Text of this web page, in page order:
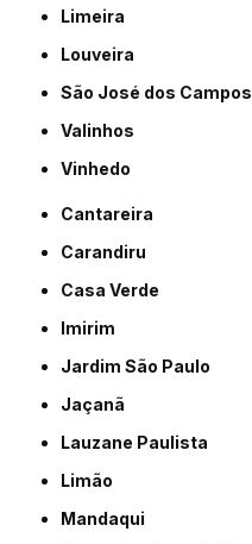
Limeira
Louveira
São José dos Campos
Valinhos
Vinhedo
Cantareira
Carandiru
Casa Verde
Imirim
Jardim São Paulo
Jaçanã
Lauzane Paulista
Limão
Mandaqui